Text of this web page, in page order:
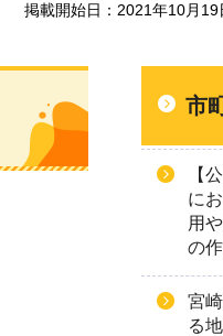
掲載開始日：2021年10月19
市
【
に
用
の
宮
る